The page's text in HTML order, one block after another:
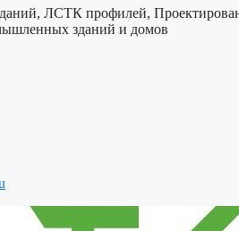
ЛСТК профилей,
зданий и домов